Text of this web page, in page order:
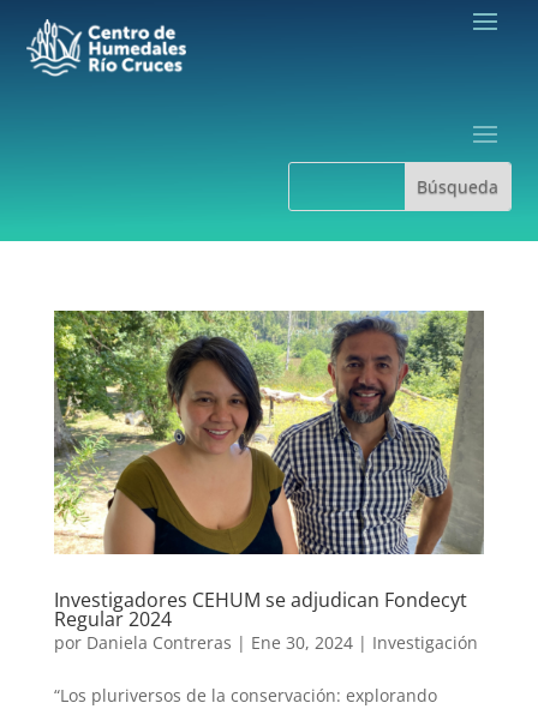
Investigadores CEHUM se adjudican Fondecyt
Regular 2024
por Daniela Contreras | Ene 30, 2024| Investigación
“Los pluriversos de la conservación: explorando